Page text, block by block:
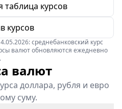
таблица курсов
курсов
среднебанковский курс
валют обновляются ежедневно
валют
доллара, рубля и евро
суму.